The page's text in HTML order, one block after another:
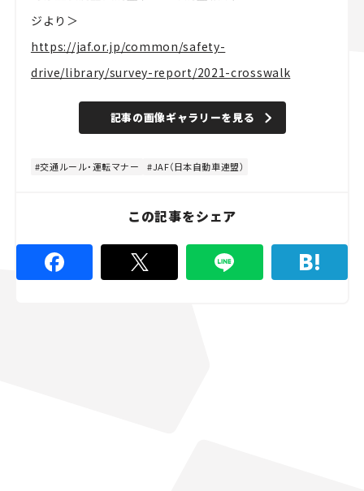
ジより＞
https://jaf.or.jp/common/safety-
drive/library/survey-report/2021-crosswalk
記事の画像ギャラリーを見る
交通ルール・運転マナー JAF（日本自動車連盟）
この記事をシェア